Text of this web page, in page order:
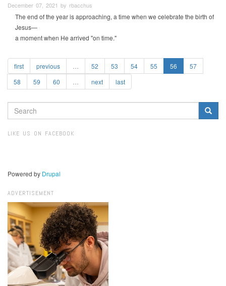
December 07, 2021 by rbacchus
The end of the year is approaching, a time when we celebrate the birth of
Jesus—
a moment when He arrived "on time."
first previous 52 53 54 55 56
57
58
59 60 next last
SEARCH
FORM
LIKE US ON FACEBOOK
Powered by Drupal
ADVERTISEMENT